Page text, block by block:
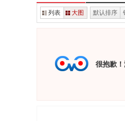
列表 大图 默认排序
很抱歉